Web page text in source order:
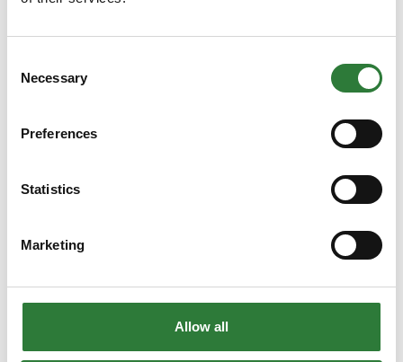
Selection
Necessary
Preferences
Statistics
Marketing
Allow all